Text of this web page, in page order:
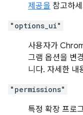
제공을 참고하
"options_ui"
사용자가
그램 옵션을 변
니다. 자세한 내
"permissions"
특정 확장 프로